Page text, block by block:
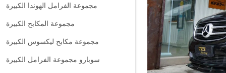
مجموعة الفرامل الهوندا الكبيرة
مجموعة المكابح الكبيرة
مجموعة مكابح ليكسوس الكبيرة
سوبارو مجموعة الفرامل الكبيرة